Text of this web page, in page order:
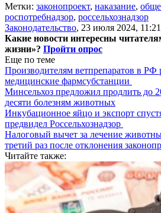
Метки: законопроект, наказание,
роспотребнадзор, россельхознадзор
Законодательство, 23 июля 2024, 11:21
Какие новости интересны
жизни»? Пройти опрос
Еще по теме
Производителям ветпрепаратов в РФ
медицинские фармсубстанции
Минсельхоз предложил продлить до
десяти болезням животных
Инкубационное яйцо и экспорт
предвидел Россельхознадзор
Налоговый вычет за лечение
третий раз после отклонения
Читайте также: